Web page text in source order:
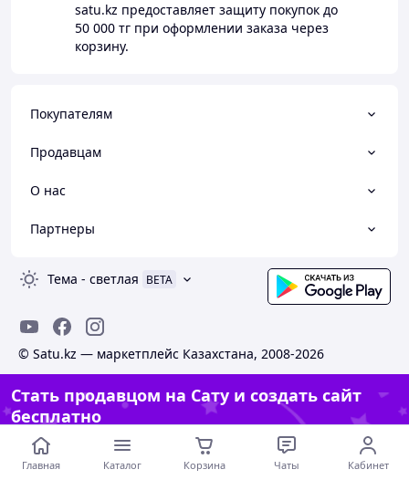
satu.kz предоставляет защиту покупок до
50 000 тг при оформлении заказа через
корзину.
Покупателям
Продавцам
О нас
Партнеры
Тема - светлая BETA
© Satu.kz — маркетплейс Казахстана, 2008-2026
Стать продавцом на Сату и создать сайт
бесплатно
Создать сайт
Главная Каталог Корзина Чаты Кабинет